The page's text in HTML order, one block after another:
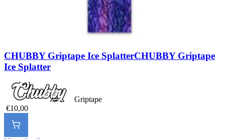
CHUBBY Griptape Ice SplatterCHUBBY Griptape
Ice Splatter
Griptape
€10,00